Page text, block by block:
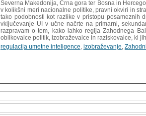
Severna Makedonija, Črna gora ter Bosna in
v kolikšni meri nacionalne politike, pravni okviri in
tako podobnosti kot razlike v pristopu posameznih
vključevanje UI v učne načrte na primarni,
razpravam o tem, kako lahko regija Zahodnega
oblikovalce politik, izobraževalce in raziskovalce, ki
regulacija umetne inteligence, izobraževanje,